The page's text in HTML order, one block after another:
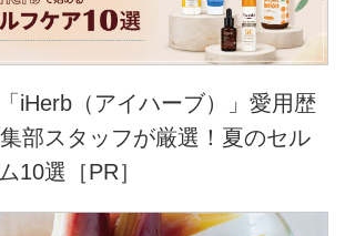
iHerb（アイハーブ）」愛用歴
部スタッフが厳選！夏のセル
10選［PR］